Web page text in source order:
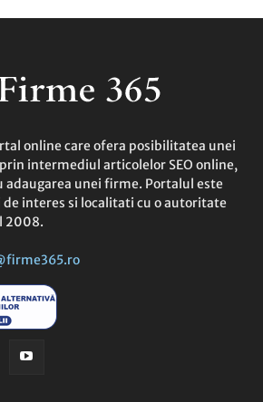
online care ofera posibilitatea unei
intermediul articolelor SEO online,
adaugarea unei firme. Portalul este
interes si localitati cu o autoritate
2008.